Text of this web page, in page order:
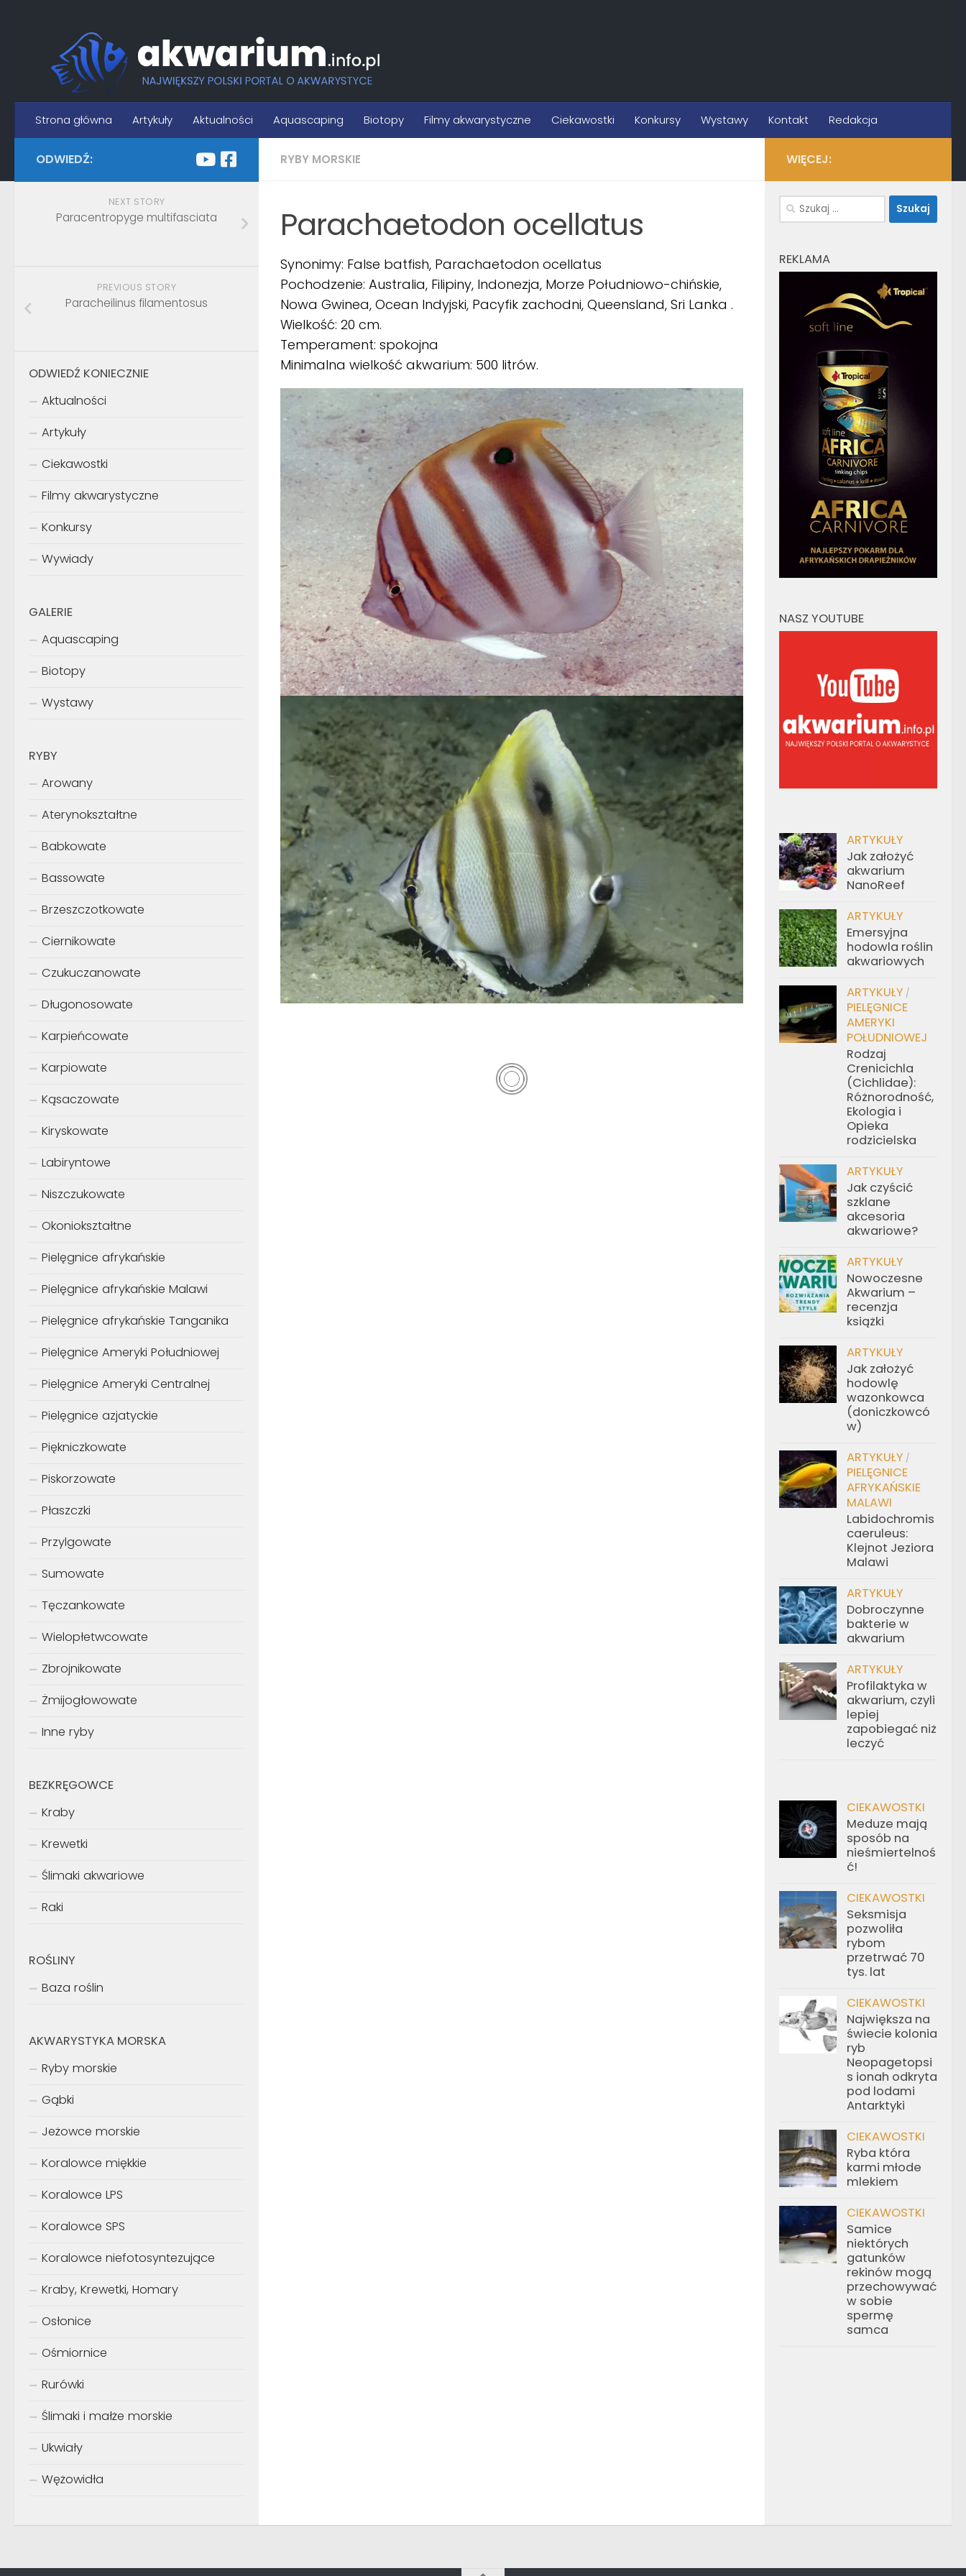
Strona główna Artykuły Aktualności Aquascaping Biotopy Filmy akwarystyczne Ciekawostki Konkursy Wystawy Kontakt Redakcja
RYBY MORSKIE
Parachaetodon ocellatus
Synonimy: False batfish, Parachaetodon ocellatus
Pochodzenie: Australia, Filipiny, Indonezja, Morze Południowo-chińskie,
Nowa Gwinea, Ocean Indyjski, Pacyfik zachodni, Queensland, Sri Lanka .
Wielkość: 20 cm.
Temperament: spokojna
Minimalna wielkość akwarium: 500 litrów.
ODWIEDŹ:
NEXT STORY
Paracentropyge multifasciata
PREVIOUS STORY
Paracheilinus filamentosus
ODWIEDŹ KONIECZNIE
Aktualności
Artykuły
Ciekawostki
Filmy akwarystyczne
Konkursy
Wywiady
GALERIE
Aquascaping
Biotopy
Wystawy
RYBY
Arowany
Aterynokształtne
Babkowate
Bassowate
Brzeszczotkowate
Ciernikowate
Czukuczanowate
Długonosowate
Karpieńcowate
Karpiowate
Kąsaczowate
Kiryskowate
Labiryntowe
Niszczukowate
Okoniokształtne
Pielęgnice afrykańskie
Pielęgnice afrykańskie Malawi
Pielęgnice afrykańskie Tanganika
Pielęgnice Ameryki Południowej
Pielęgnice Ameryki Centralnej
Pielęgnice azjatyckie
Piękniczkowate
Piskorzowate
Płaszczki
Przylgowate
Sumowate
Tęczankowate
Wielopłetwcowate
Zbrojnikowate
Żmijogłowowate
Inne ryby
BEZKRĘGOWCE
Kraby
Krewetki
Ślimaki akwariowe
Raki
ROŚLINY
Baza roślin
AKWARYSTYKA MORSKA
Ryby morskie
Gąbki
Jeżowce morskie
Koralowce miękkie
Koralowce LPS
Koralowce SPS
Koralowce niefotosyntezujące
Kraby, Krewetki, Homary
Osłonice
Ośmiornice
Rurówki
Ślimaki i małże morskie
Ukwiały
Wężowidła
WIĘCEJ:
Szukaj:
REKLAMA
NASZ YOUTUBE
ARTYKUŁY
Jak założyć
akwarium
NanoReef
ARTYKUŁY
Emersyjna
hodowla roślin
akwariowych
ARTYKUŁY /
PIELĘGNICE
AMERYKI
POŁUDNIOWEJ
Rodzaj
Crenicichla
(Cichlidae):
Różnorodność,
Ekologia i
Opieka
rodzicielska
ARTYKUŁY
Jak czyścić
szklane
akcesoria
akwariowe?
ARTYKUŁY
Nowoczesne
Akwarium –
recenzja
książki
ARTYKUŁY
Jak założyć
hodowlę
wazonkowca
(doniczkowcó
w)
ARTYKUŁY /
PIELĘGNICE
AFRYKAŃSKIE
MALAWI
Labidochromis
caeruleus:
Klejnot Jeziora
Malawi
ARTYKUŁY
Dobroczynne
bakterie w
akwarium
ARTYKUŁY
Profilaktyka w
akwarium, czyli
lepiej
zapobiegać niż
leczyć
CIEKAWOSTKI
Meduze mają
sposób na
nieśmiertelnoś
ć!
CIEKAWOSTKI
Seksmisja
pozwoliła
rybom
przetrwać 70
tys. lat
CIEKAWOSTKI
Największa na
świecie kolonia
ryb
Neopagetopsi
s ionah odkryta
pod lodami
Antarktyki
CIEKAWOSTKI
Ryba która
karmi młode
mlekiem
CIEKAWOSTKI
Samice
niektórych
gatunków
rekinów mogą
przechowywać
w sobie
spermę
samca